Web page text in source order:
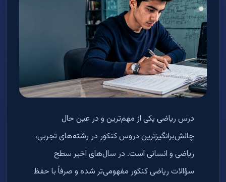
درس ریاضی یکی از مهم‌ترین و در عین حال
چالش‌برانگیزترین دروس کنکور در رشته‌های تجربی،
ریاضی و انسانی است. در سال‌های اخیر سطح
سؤالات ریاضی کنکور مفهومی‌تر شده و صرفاً با حفظ